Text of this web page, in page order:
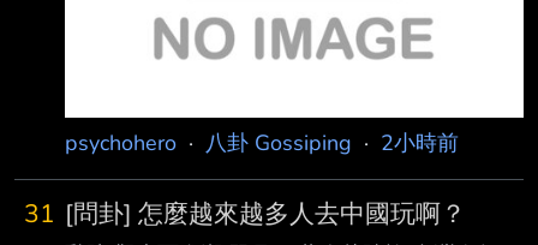
八里沙灘（鄰近【台北港】與挖仔尾周邊之非
psychohero · 八卦 Gossiping · 2小時前
31 [問卦] 怎麼越來越多人去中國玩啊？